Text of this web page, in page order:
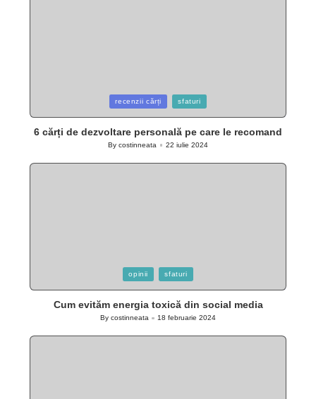
in
recenzii cărți sfaturi
6 cărți de dezvoltare personală pe care le recomand
Posted
Bycostinneata 22 iulie 2024
in
opinii sfaturi
Cum evităm energia toxică din social media
Posted
By costinneata 18 februarie 2024